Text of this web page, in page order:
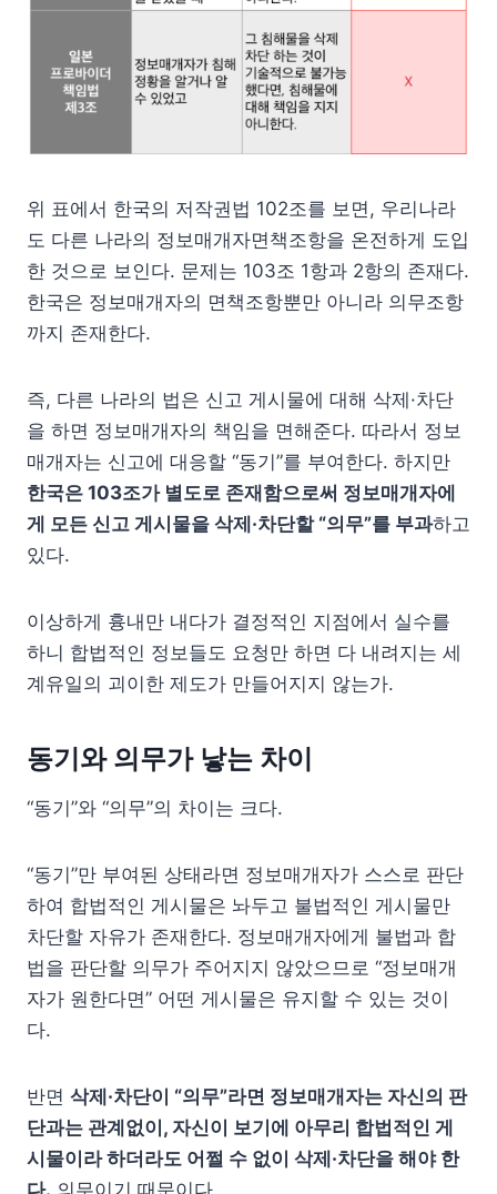
위 표에서 한국의 저작권법 102조를 보면, 우리나라
도 다른 나라의 정보매개자면책조항을 온전하게 도입
한 것으로 보인다. 문제는 103조 1항과 2항의 존재다.
한국은 정보매개자의 면책조항뿐만 아니라 의무조항
까지 존재한다.
즉, 다른 나라의 법은 신고 게시물에 대해 삭제·차단
을 하면 정보매개자의 책임을 면해준다. 따라서 정보
매개자는 신고에 대응할 “동기”를 부여한다. 하지만
한국은 103조가 별도로 존재함으로써 정보매개자에
게 모든 신고 게시물을 삭제·차단할 “의무”를 부과하고
있다.
이상하게 흉내만 내다가 결정적인 지점에서 실수를
하니 합법적인 정보들도 요청만 하면 다 내려지는 세
계유일의 괴이한 제도가 만들어지지 않는가.
동기와 의무가 낳는 차이
“동기”와 “의무”의 차이는 크다.
“동기”만 부여된 상태라면 정보매개자가 스스로 판단
하여 합법적인 게시물은 놔두고 불법적인 게시물만
차단할 자유가 존재한다. 정보매개자에게 불법과 합
법을 판단할 의무가 주어지지 않았으므로 “정보매개
자가 원한다면” 어떤 게시물은 유지할 수 있는 것이
다.
반면 삭제·차단이 “의무”라면 정보매개자는 자신의 판
단과는 관계없이, 자신이 보기에 아무리 합법적인 게
시물이라 하더라도 어쩔 수 없이 삭제·차단을 해야 한
다. 의무이기 때문이다.